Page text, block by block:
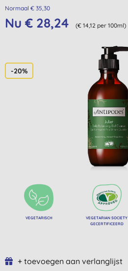
Normaal € 35,30
Nu € 28,24 (€ 14,12 per 100ml)
-20%
VEGETARISCH
VEGETARIAN SOCIETY
GECERTIFICEERD
+ toevoegen aan verlanglijst